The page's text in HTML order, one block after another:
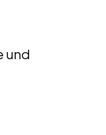
und